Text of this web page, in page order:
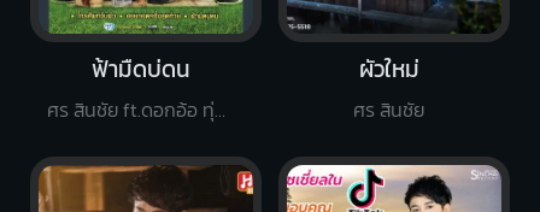
ฟ้ามืดบ่ดน
ศร สินชัย ft.ดอกอ้อ ทุ่งทอง
ผัวใหม่
ศร สินชัย